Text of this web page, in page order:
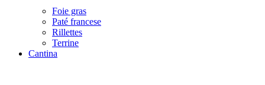
Foie gras
Paté francese
Rillettes
Terrine
Cantina